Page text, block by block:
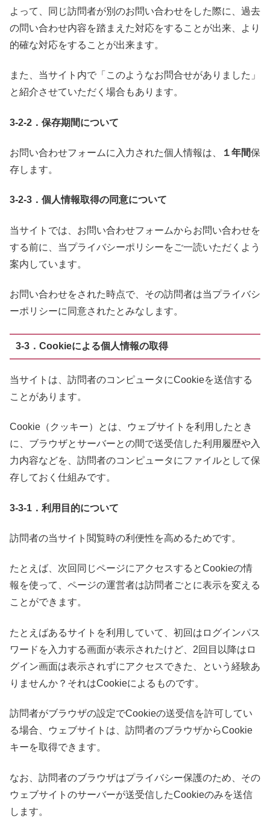
よって、同じ訪問者が別のお問い合わせをした際に、過去
の問い合わせ内容を踏まえた対応をすることが出来、より
的確な対応をすることが出来ます。
また、当サイト内で「このようなお問合せがありました」
と紹介させていただく場合もあります。
3-2-2．保存期間について
お問い合わせフォームに入力された個人情報は、 １年間保
存します。
3-2-3．個人情報取得の同意について
当サイトでは、お問い合わせフォームからお問い合わせを
する前に、当プライバシーポリシーをご一読いただくよう
案内しています。
お問い合わせをされた時点で、その訪問者は当プライバシ
ーポリシーに同意されたとみなします。
3-3．Cookieによる個人情報の取得
当サイトは、訪問者のコンピュータにCookieを送信する
ことがあります。
Cookie（クッキー）とは、ウェブサイトを利用したとき
に、ブラウザとサーバーとの間で送受信した利用履歴や入
力内容などを、訪問者のコンピュータにファイルとして保
存しておく仕組みです。
3-3-1．利用目的について
訪問者の当サイト閲覧時の利便性を高めるためです。
たとえば、次回同じページにアクセスするとCookieの情
報を使って、ページの運営者は訪問者ごとに表示を変える
ことができます。
たとえばあるサイトを利用していて、初回はログインパス
ワードを入力する画面が表示されたけど、2回目以降はロ
グイン画面は表示されずにアクセスできた、という経験あ
りませんか？それはCookieによるものです。
訪問者がブラウザの設定でCookieの送受信を許可してい
る場合、ウェブサイトは、訪問者のブラウザからCookie
キーを取得できます。
なお、訪問者のブラウザはプライバシー保護のため、その
ウェブサイトのサーバーが送受信したCookieのみを送信
します。